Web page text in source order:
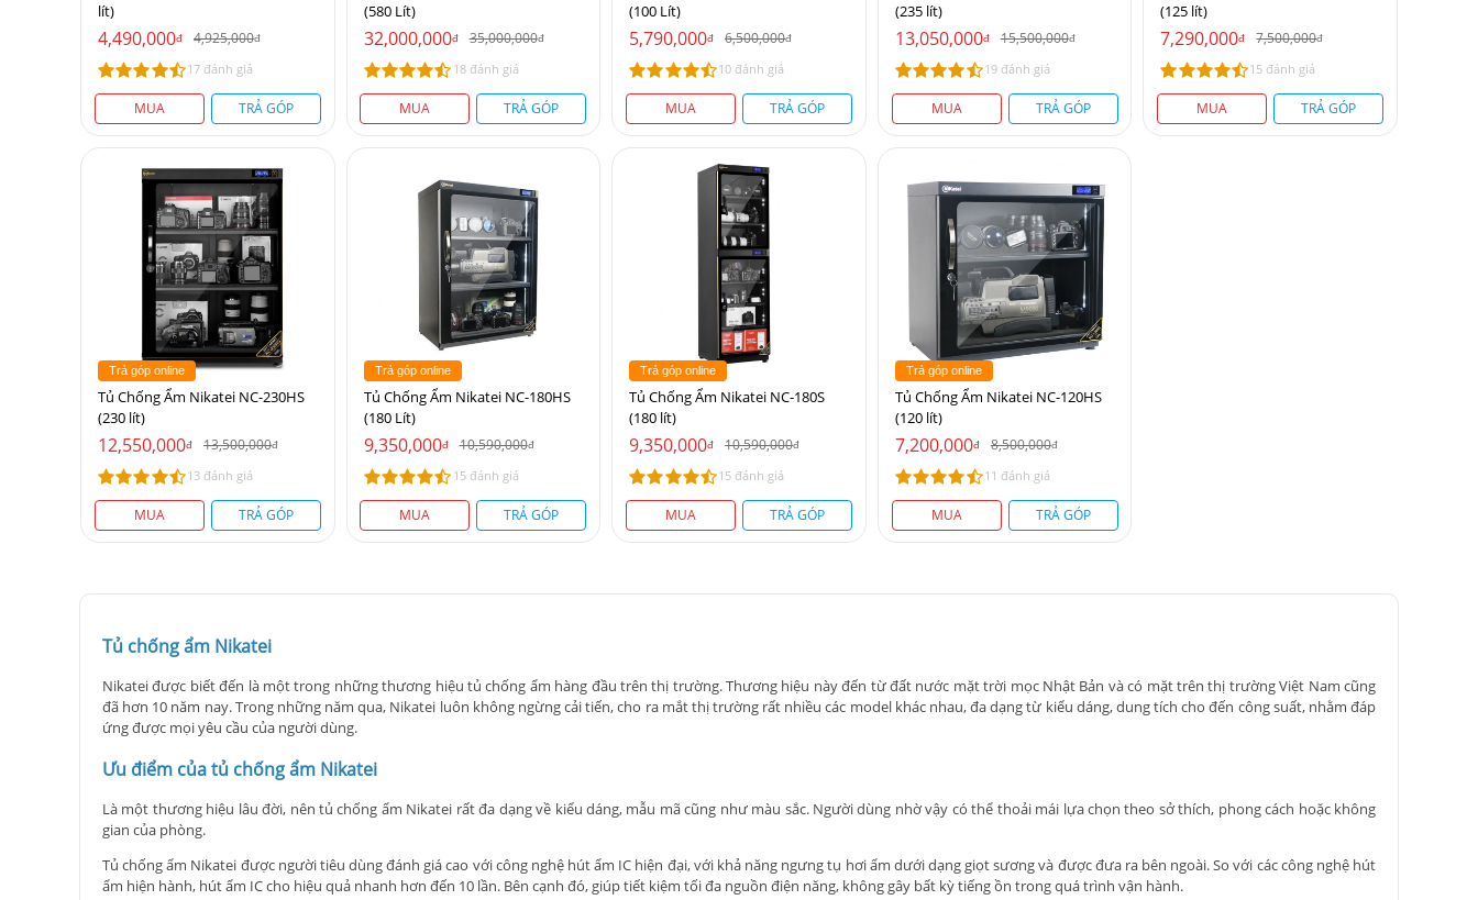
lít)
4,490,000đ 4,925,000đ
17 đánh giá
MUA TRẢ GÓP
(580 Lít)
32,000,000đ 35,000,000đ
18 đánh giá
MUA TRẢ GÓP
(100 Lít)
5,790,000đ 6,500,000đ
10 đánh giá
MUA TRẢ GÓP
(235 lít)
13,050,000đ 15,500,000đ
19 đánh giá
MUA TRẢ GÓP
(125 lít)
7,290,000đ 7,500,000đ
15 đánh giá
MUA TRẢ GÓP
Trả góp online
Tủ Chống Ẩm Nikatei NC-230HS
(230 lít)
12,550,000đ 13,500,000đ
13 đánh giá
MUA TRẢ GÓP
Trả góp online
Tủ Chống Ẩm Nikatei NC-180HS
(180 Lít)
9,350,000đ 10,590,000đ
15 đánh giá
MUA TRẢ GÓP
Trả góp online
Tủ Chống Ẩm Nikatei NC-180S
(180 lít)
9,350,000đ 10,590,000đ
15 đánh giá
MUA TRẢ GÓP
Trả góp online
Tủ Chống Ẩm Nikatei NC-120HS
(120 lít)
7,200,000đ 8,500,000đ
11 đánh giá
MUA TRẢ GÓP
Tủ chống ẩm Nikatei
Nikatei được biết đến là một trong những thương hiệu tủ chống ẩm hàng đầu trên thị trường. Thương hiệu này đến từ đất nước mặt trời mọc Nhật Bản và có mặt trên thị trường Việt Nam cũng
đã hơn 10 năm nay. Trong những năm qua, Nikatei luôn không ngừng cải tiến, cho ra mắt thị trường rất nhiều các model khác nhau, đa dạng từ kiểu dáng, dung tích cho đến công suất, nhằm đáp
ứng được mọi yêu cầu của người dùng.
Ưu điểm của tủ chống ẩm Nikatei
Là một thương hiệu lâu đời, nên tủ chống ẩm Nikatei rất đa dạng về kiểu dáng, mẫu mã cũng như màu sắc. Người dùng nhờ vậy có thể thoải mái lựa chọn theo sở thích, phong cách hoặc không
gian của phòng.
Tủ chống ẩm Nikatei được người tiêu dùng đánh giá cao với công nghệ hút ẩm IC hiện đại, với khả năng ngưng tụ hơi ẩm dưới dạng giọt sương và được đưa ra bên ngoài. So với các công nghệ hút
ẩm hiện hành, hút ẩm IC cho hiệu quả nhanh hơn đến 10 lần. Bên cạnh đó, giúp tiết kiệm tối đa nguồn điện năng, không gây bất kỳ tiếng ồn trong quá trình vận hành.